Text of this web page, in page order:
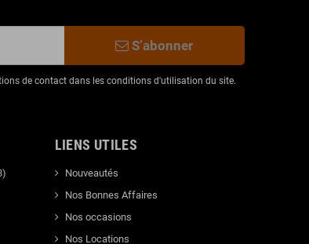
S’abonner
de contact dans les conditions d'utilisation du site.
LIENS UTILES
Nouveautés
Nos Bonnes Affaires
Nos occasions
Nos Locations